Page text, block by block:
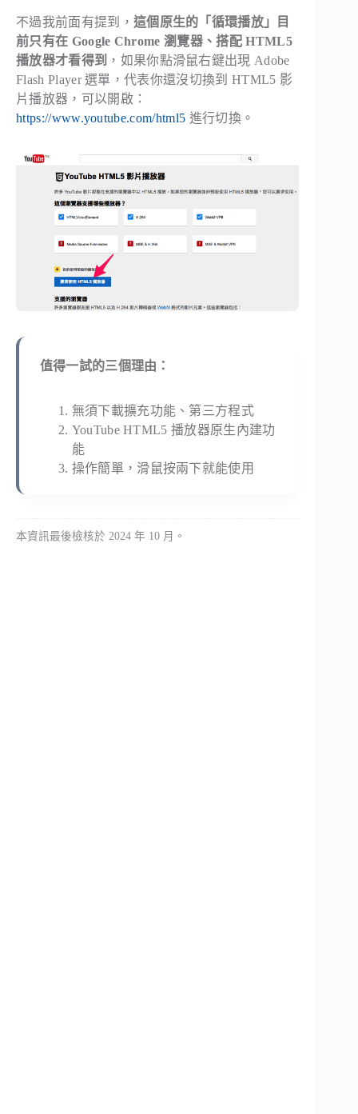
不過我前面有提到， 這個原生的「循環播放」目
前只有在 Google Chrome 瀏覽器、搭配 HTML5
播放器才看得到 ，如果你點滑鼠右鍵出現 Adobe
Flash Player 選單，代表你還沒切換到 HTML5 影
片播放器，可以開啟：
https://www.youtube.com/html5 進行切換。
值得一試的三個理由：
無須下載擴充功能、第三方程式
YouTube HTML5 播放器原生內建功
能
操作簡單，滑鼠按兩下就能使用
本資訊最後檢核於 2024 年 10 月。